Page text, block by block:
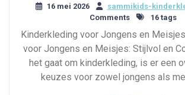
16 mei 2026 sammikids-
Comments
16 tags
Kinderkleding voor Jongens en
voor Jongens en Meisjes: Stijlvol en
het gaat om kinderkleding, is er een
keuzes voor zowel jongens als